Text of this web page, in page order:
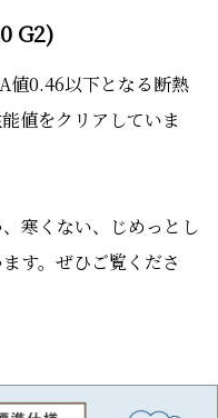
G2)
値0.46以下となる断熱
値をクリアしていま
寒くない、じめっとし
す。ぜひご覧くださ